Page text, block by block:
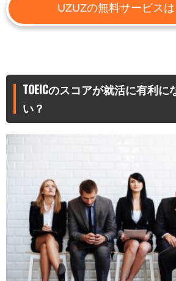
UZUZの無料サービス
TOEICのスコアが就活に有利
い？